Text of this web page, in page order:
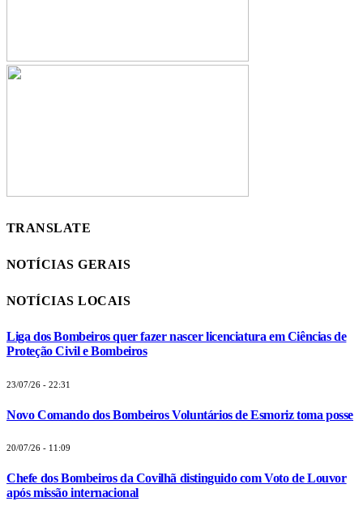
TRANSLATE
NOTÍCIAS GERAIS
NOTÍCIAS LOCAIS
Liga dos Bombeiros quer fazer nascer licenciatura em Ciências de
Proteção Civil e Bombeiros
23/07/26 - 22:31
Novo Comando dos Bombeiros Voluntários de Esmoriz toma posse
20/07/26 - 11:09
Chefe dos Bombeiros da Covilhã distinguido com Voto de Louvor
após missão internacional